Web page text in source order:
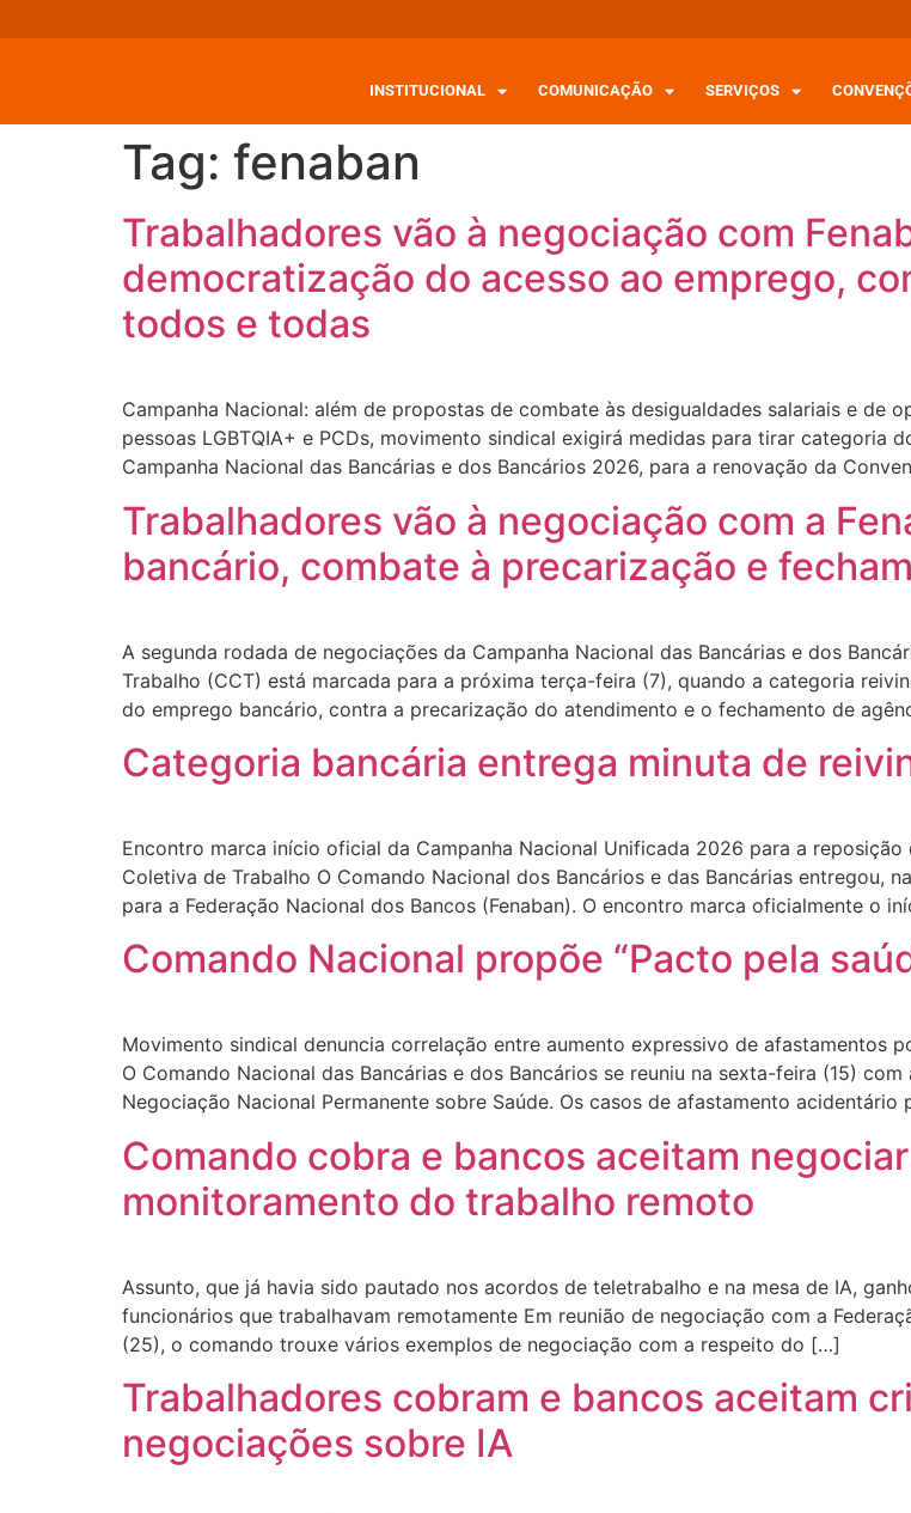
INSTITUCIONAL COMUNICAÇÃO SERVIÇOS
Tag: fenaban
Trabalhadores vão à negociação com
democratização do acesso ao emprego,
todos e todas
Campanha Nacional: além de propostas de combate às desigualdades salariais e de
pessoas LGBTQIA+ e PCDs, movimento sindical exigirá medidas para tirar categoria
Campanha Nacional das Bancárias e dos Bancários 2026, para a renovação da
Trabalhadores vão à negociação com a
bancário, combate à precarização e
A segunda rodada de negociações da Campanha Nacional das Bancárias e dos
Trabalho (CCT) está marcada para a próxima terça-feira (7), quando a categoria
do emprego bancário, contra a precarização do atendimento e o fechamento de
Categoria bancária entrega minuta de
Encontro marca início oficial da Campanha Nacional Unificada 2026 para a
Coletiva de Trabalho O Comando Nacional dos Bancários e das Bancárias entregou,
para a Federação Nacional dos Bancos (Fenaban). O encontro marca oficialmente o
Comando Nacional propõe “Pacto pela
Movimento sindical denuncia correlação entre aumento expressivo de afastamentos
O Comando Nacional das Bancárias e dos Bancários se reuniu na sexta-feira (15)
Negociação Nacional Permanente sobre Saúde. Os casos de afastamento acidentário
Comando cobra e bancos aceitam
monitoramento do trabalho remoto
Assunto, que já havia sido pautado nos acordos de teletrabalho e na mesa de IA,
funcionários que trabalhavam remotamente Em reunião de negociação com a
(25), o comando trouxe vários exemplos de negociação com a respeito do […]
Trabalhadores cobram e bancos aceitam
negociações sobre IA